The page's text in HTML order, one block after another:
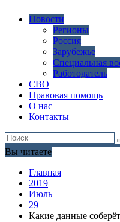
Новости
Регионы
Россия
Зарубежье
Специальная
Работодатель
СВО
Правовая помощь
О нас
Контакты
Вы читаете
Главная
2019
Июль
29
Какие данные